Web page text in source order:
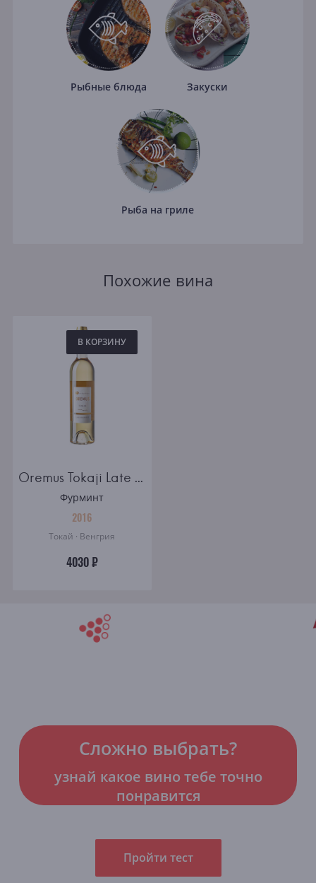
Рыбные блюда Закуски
Рыба на гриле
Похожие вина
В КОРЗИНУ
Oremus Tokaji Late Harvest 0.5l
Фурминт
2016
Токай · Венгрия
4030 ₽
Сложно выбрать?
узнай какое вино тебе точно
понравится
Пройти тест